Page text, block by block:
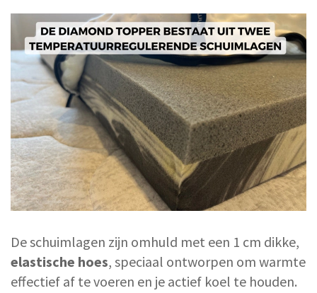
De schuimlagen zijn omhuld met een 1 cm dikke,
elastische hoes, speciaal ontworpen om warmte
effectief af te voeren en je actief koel te houden.